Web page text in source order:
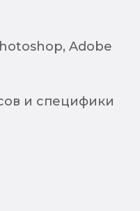
Adobe
и специфики